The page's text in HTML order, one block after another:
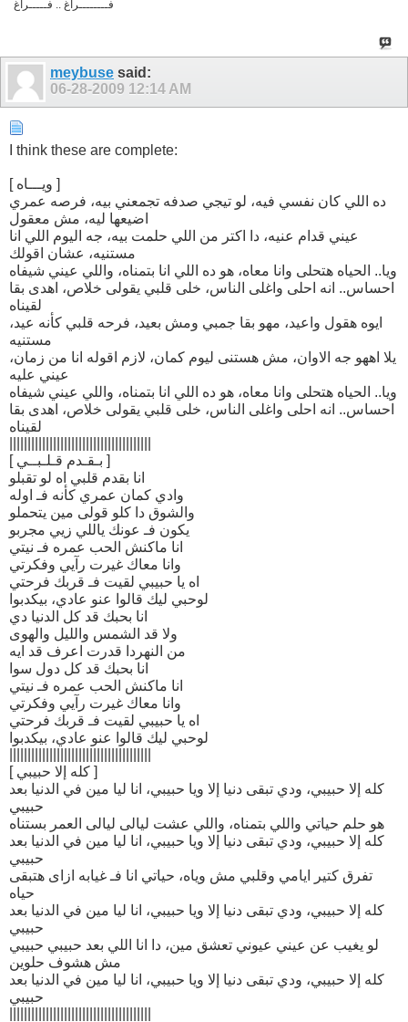
فــــــــراغ .. فـــــراغ
meybuse said:
06-28-2009 12:14 AM
I think these are complete:
[ ويـــاه ]
ده اللي كان نفسي فيه، لو تيجي صدفه تجمعني بيه، فرصه عمري
اضيعها ليه، مش معقول
عيني قدام عنيه، دا اكتر من اللي حلمت بيه، جه اليوم اللي انا
مستنيه، عشان اقولك
ويا.. الحياه هتحلى وانا معاه، هو ده اللي انا بتمناه، واللي عيني شيفاه
احساس.. انه احلى واغلى الناس، خلى قلبي يقولى خلاص، اهدى بقا
لقيناه
ايوه هقول واعيد، مهو بقا جمبي ومش بعيد، فرحه قلبي كأنه عيد،
مستنيه
يلا اههو جه الاوان، مش هستنى ليوم كمان، لازم اقوله انا من زمان،
عيني عليه
ويا.. الحياه هتحلى وانا معاه، هو ده اللي انا بتمناه، واللي عيني شيفاه
احساس.. انه احلى واغلى الناس، خلى قلبي يقولى خلاص، اهدى بقا
لقيناه
[ بـقـدم قـلـبــي ]
انا بقدم قلبي اه لو تقبلو
وادي كمان عمري كأنه فـ اوله
والشوق دا كلو قولى مين يتحملو
يكون فـ عونك ياللي زيي مجربو
انا ماكنش الحب عمره فـ نيتي
وانا معاك غيرت رآيي وفكرتي
اه يا حبيبي لقيت فـ قربك فرحتي
لوحبي ليك قالوا عنو عادي، بيكدبوا
انا بحبك قد كل الدنيا دي
ولا قد الشمس والليل والهوى
من النهردا قدرت اعرف قد ايه
انا بحبك قد كل دول سوا
انا ماكنش الحب عمره فـ نيتي
وانا معاك غيرت رآيي وفكرتي
اه يا حبيبي لقيت فـ قربك فرحتي
لوحبي ليك قالوا عنو عادي، بيكدبوا
[ كله إلا حبيبي ]
كله إلا حبيبي، ودي تبقى دنيا إلا ويا حبيبي، انا ليا مين في الدنيا بعد
حبيبي
هو حلم حياتي واللي بتمناه، واللي عشت ليالى ليالى العمر بستناه
كله إلا حبيبي، ودي تبقى دنيا إلا ويا حبيبي، انا ليا مين في الدنيا بعد
حبيبي
تفرق كتير ايامي وقلبي مش وياه، حياتي انا فـ غيابه ازاى هتبقى
حياه
كله إلا حبيبي، ودي تبقى دنيا إلا ويا حبيبي، انا ليا مين في الدنيا بعد
حبيبي
لو يغيب عن عيني عيوني تعشق مين، دا انا اللي بعد حبيبي حبيبي
مش هشوف حلوين
كله إلا حبيبي، ودي تبقى دنيا إلا ويا حبيبي، انا ليا مين في الدنيا بعد
حبيبي